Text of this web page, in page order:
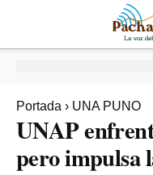
Portada › UNA PUNO
UNAP
pero impulsa